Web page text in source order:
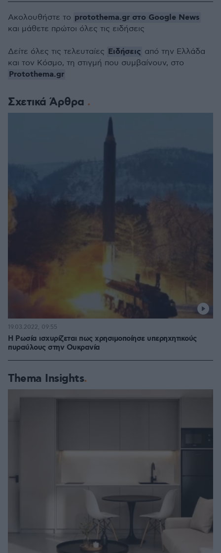
Σχετικά Άρθρα
Η Ρωσία ισχυρίζεται πως χρησιμοποίησε υπερηχητικούς
πυραύλους στην Ουκρανία
19.03.2022, 09:55
Thema Insights
Ακολουθήστε το protothema.gr στο Google News
και μάθετε πρώτοι όλες τις ειδήσεις
Δείτε όλες τις τελευταίες Ειδήσεις από την Ελλάδα
και τον Κόσμο, τη στιγμή που συμβαίνουν, στο
Protothema.gr